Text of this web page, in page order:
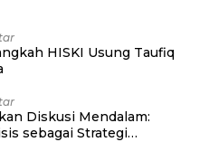
HISKI Usung Taufiq
Diskusi Mendalam:
sebagai Strategi